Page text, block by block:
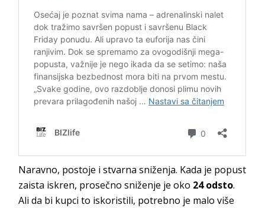
Naravno, postoje i stvarna sniženja. Kada je popust
zaista iskren, prosečno sniženje je oko 24 odsto.
Ali da bi kupci to iskoristili, potrebno je malo više